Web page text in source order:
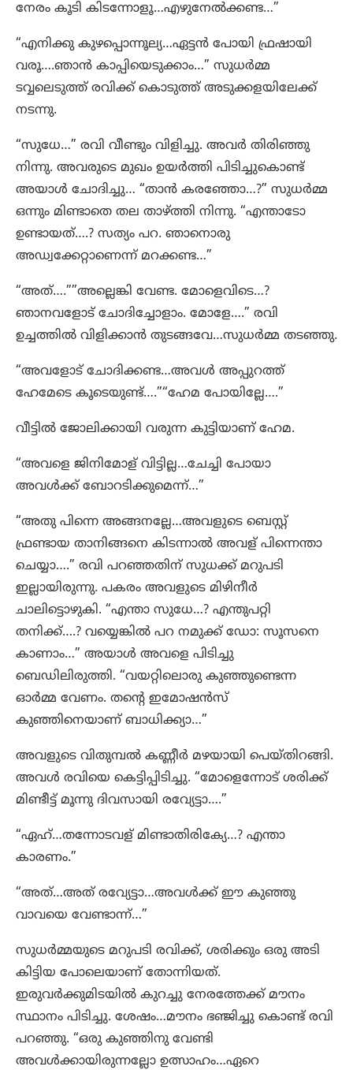
നേരം കൂടി കിടന്നോളൂ…എഴുനേൽക്കണ്ട…”
“എനിക്കു കുഴപ്പൊന്നൂല്യ…ഏട്ടൻ പോയി ഫ്രഷായി
വരൂ….ഞാൻ കാപ്പിയെടുക്കാം…” സുധർമ്മ
ടവ്വലെടുത്ത് രവിക്ക് കൊടുത്ത് അടുക്കളയിലേക്ക്
നടന്നു.
“സുധേ…” രവി വീണ്ടും വിളിച്ചു. അവർ തിരിഞ്ഞു
നിന്നു. അവരുടെ മുഖം ഉയര്‍ത്തി പിടിച്ചുകൊണ്ട്
അയാൾ ചോദിച്ചു… “താൻ കരഞ്ഞോ…?” സുധർമ്മ
ഒന്നും മിണ്ടാതെ തല താഴ്ത്തി നിന്നു. “എന്താടോ
ഉണ്ടായത്….? സത്യം പറ. ഞാനൊരു
അഡ്വക്കേറ്റാണെന്ന് മറക്കണ്ട…”
“അത്….””അല്ലെങ്കി വേണ്ട. മോളെവിടെ…?
ഞാനവളോട് ചോദിച്ചോളാം. മോളേ….” രവി
ഉച്ചത്തിൽ വിളിക്കാൻ തുടങ്ങവേ…സുധർമ്മ തടഞ്ഞു.
“അവളോട് ചോദിക്കണ്ട…അവൾ അപ്പുറത്ത്
ഹേമേടെ കൂടെയുണ്ട്….”“ഹേമ പോയില്ലേ….”
വീട്ടിൽ ജോലിക്കായി വരുന്ന കുട്ടിയാണ് ഹേമ.
“അവളെ ജിനിമോള് വിട്ടില്ല…ചേച്ചി പോയാ
അവൾക്ക് ബോറടിക്കുമെന്ന്…”
“അതു പിന്നെ അങ്ങനല്ലേ…അവളുടെ ബെസ്റ്റ്
ഫ്രണ്ടായ താനിങ്ങനെ കിടന്നാൽ അവള് പിന്നെന്താ
ചെയ്യാ….” രവി പറഞ്ഞതിന് സുധക്ക് മറുപടി
ഇല്ലായിരുന്നു. പകരം അവളുടെ മിഴിനീർ
ചാലിട്ടൊഴുകി. “എന്താ സുധേ…? എന്തുപറ്റി
തനിക്ക്….? വയ്യെങ്കിൽ പറ നമുക്ക് ഡോ: സൂസനെ
കാണാം…” അയാൾ അവളെ പിടിച്ചു
ബെഡിലിരുത്തി. “വയറ്റിലൊരു കുഞ്ഞുണ്ടെന്ന
ഓർമ്മ വേണം. തന്റെ ഇമോഷൻസ്
കുഞ്ഞിനെയാണ് ബാധിക്ക്യാ…”
അവളുടെ വിതുമ്പൽ കണ്ണീർ മഴയായി പെയ്തിറങ്ങി.
അവൾ രവിയെ കെട്ടിപ്പിടിച്ചു. “മോളെന്നോട് ശരിക്ക്
മിണ്ടീട്ട് മൂന്നു ദിവസായി രവ്യേട്ടാ….”
“ഏഹ്…തന്നോടവള് മിണ്ടാതിരിക്യേ…? എന്താ
കാരണം.”
“അത്…അത് രവ്യേട്ടാ…അവൾക്ക് ഈ കുഞ്ഞു
വാവയെ വേണ്ടാന്ന്…”
സുധർമ്മയുടെ മറുപടി രവിക്ക്, ശരിക്കും ഒരു അടി
കിട്ടിയ പോലെയാണ് തോന്നിയത്.
ഇരുവർക്കുമിടയിൽ കുറച്ചു നേരത്തേക്ക് മൗനം
സ്ഥാനം പിടിച്ചു. ശേഷം…മൗനം ഭഞ്ജിച്ചു കൊണ്ട് രവി
പറഞ്ഞു. “ഒരു കുഞ്ഞിനു വേണ്ടി
അവൾക്കായിരുന്നല്ലോ ഉത്സാഹം…ഏറെ